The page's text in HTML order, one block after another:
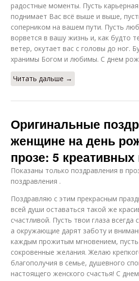
радостные моменты. Пусть
поднимает Вас всё выше и выше,
соперником на вашем пути. Пусть
ворвется в вашу жизнь и, как будто
ветер, окутает вас с головы до ног.
хранимы Богом и любимы. С днем
Читать дальше →
Оригинальные
женщине на день
прозе: 5 креативных
Показаны только поздравления в
поздравления .
Поздравляю с этим прекрасным
всей души оставаться такой же
счастливой. Пусть твои глаза всегда
а окружающие дарят заботу и
каждым прожитым мгновением, пусть
сокровенные желания. Желаю
благополучия в семье, душевного
настоящего женского счастья! С